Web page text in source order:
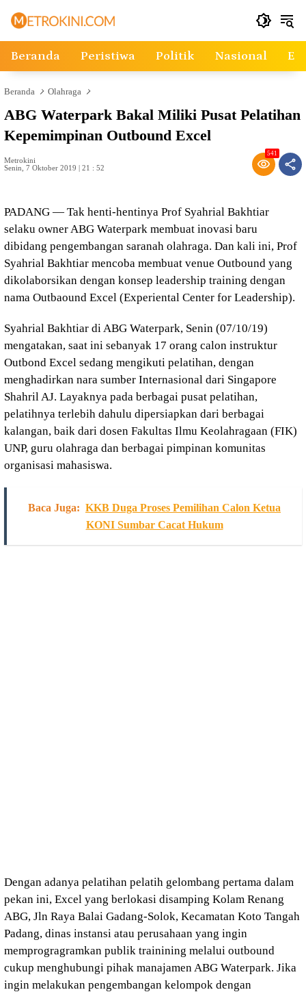
Beranda Peristiwa Politik Nasional
Beranda Olahraga
ABG Waterpark Bakal Miliki Pusat Pelatihan
Kepemimpinan Outbound Excel
Metrokini
Senin, 7 Oktober 2019 | 21 : 52
541
PADANG — Tak henti-hentinya Prof Syahrial Bakhtiar
selaku owner ABG Waterpark membuat inovasi baru
dibidang pengembangan saranah olahraga. Dan kali ini, Prof
Syahrial Bakhtiar mencoba membuat venue Outbound yang
dikolaborsikan dengan konsep leadership training dengan
nama Outbaound Excel (Experiental Center for Leadership).
Syahrial Bakhtiar di ABG Waterpark, Senin (07/10/19)
mengatakan, saat ini sebanyak 17 orang calon instruktur
Outbond Excel sedang mengikuti pelatihan, dengan
menghadirkan nara sumber Internasional dari Singapore
Shahril AJ. Layaknya pada berbagai pusat pelatihan,
pelatihnya terlebih dahulu dipersiapkan dari berbagai
kalangan, baik dari dosen Fakultas Ilmu Keolahragaan (FIK)
UNP, guru olahraga dan berbagai pimpinan komunitas
organisasi mahasiswa.
Baca Juga: KKB Duga Proses Pemilihan Calon Ketua
KONI Sumbar Cacat Hukum
Dengan adanya pelatihan pelatih gelombang pertama dalam
pekan ini, Excel yang berlokasi disamping Kolam Renang
ABG, Jln Raya Balai Gadang-Solok, Kecamatan Koto Tangah
Padang, dinas instansi atau perusahaan yang ingin
memprogragramkan publik trainining melalui outbound
cukup menghubungi pihak manajamen ABG Waterpark. Jika
ingin melakukan pengembangan kelompok dengan